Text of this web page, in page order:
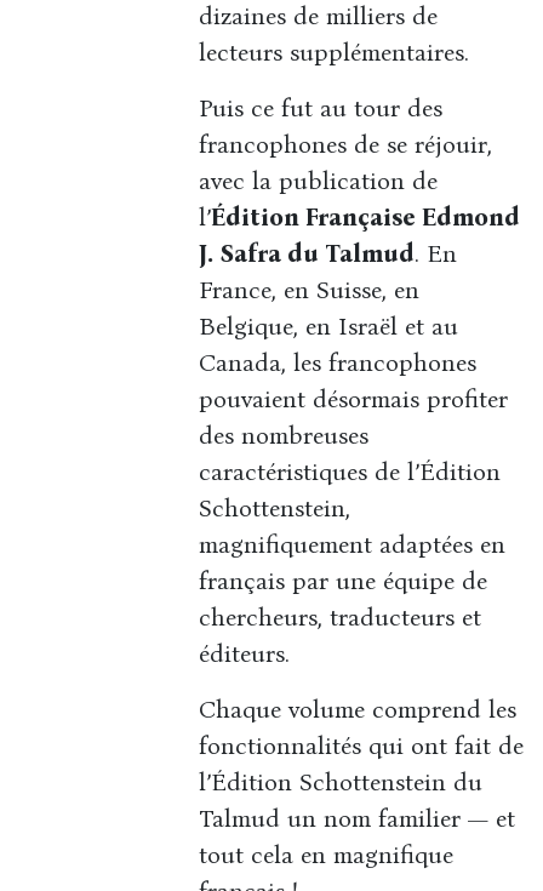
dizaines de milliers de
lecteurs supplémentaires.
Puis ce fut au tour des
francophones de se réjouir,
avec la publication de
l’Édition Française Edmond
J. Safra du Talmud. En
France, en Suisse, en
Belgique, en Israël et au
Canada, les francophones
pouvaient désormais profiter
des nombreuses
caractéristiques de l’Édition
Schottenstein,
magnifiquement adaptées en
français par une équipe de
chercheurs, traducteurs et
éditeurs.
Chaque volume comprend les
fonctionnalités qui ont fait de
l’Édition Schottenstein du
Talmud un nom familier — et
tout cela en magnifique